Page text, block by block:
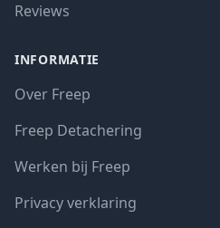
Reviews
INFORMATIE
Over Freep
Freep Detachering
Werken bij Freep
Privacy verklaring